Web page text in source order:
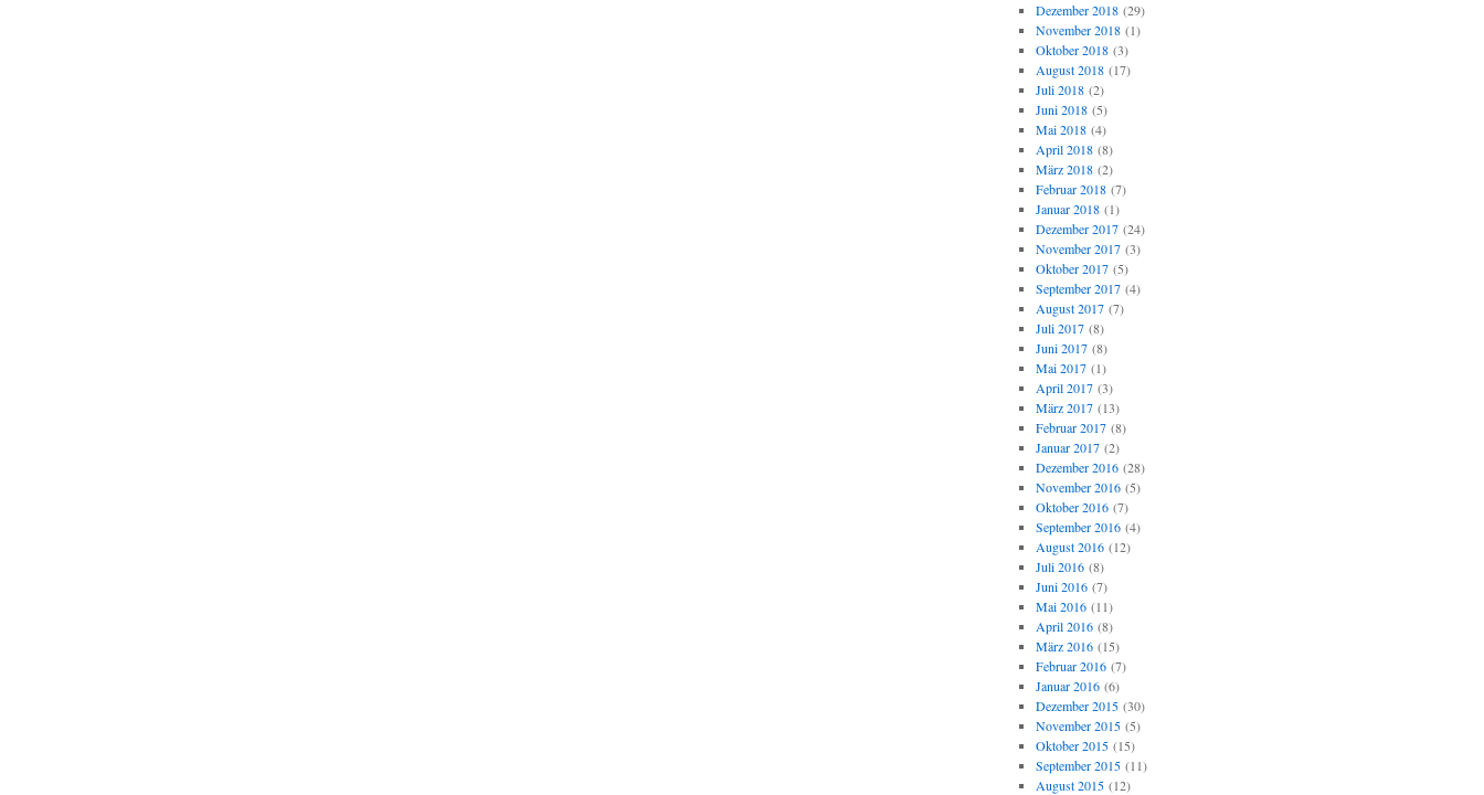
Dezember 2018(29)
November 2018(1)
Oktober 2018(3)
August 2018(17)
Juli 2018(2)
Juni 2018(5)
Mai 2018(4)
April 2018(8)
März 2018(2)
Februar 2018(7)
Januar 2018(1)
Dezember 2017(24)
November 2017(3)
Oktober 2017(5)
September 2017(4)
August 2017(7)
Juli 2017(8)
Juni 2017(8)
Mai 2017(1)
April 2017(3)
März 2017(13)
Februar 2017(8)
Januar 2017(2)
Dezember 2016(28)
November 2016(5)
Oktober 2016(7)
September 2016(4)
August 2016(12)
Juli 2016(8)
Juni 2016(7)
Mai 2016(11)
April 2016(8)
März 2016(15)
Februar 2016(7)
Januar 2016(6)
Dezember 2015(30)
November 2015(5)
Oktober 2015(15)
September 2015(11)
August 2015(12)